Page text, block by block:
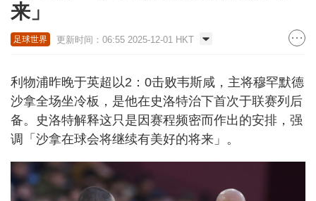
来」
足球世界 更新时间：06:55 2025-12-01 HKT
利物浦昨晚于英超以2：0击败韦斯咸，主将穆罕默德
沙拿全场坐冷板，是他在史洛特治下首次于联赛列后
备。史洛特解释这只是因赛程频密而作出的安排，强
调「沙拿在球会将继续有美好的将来」。